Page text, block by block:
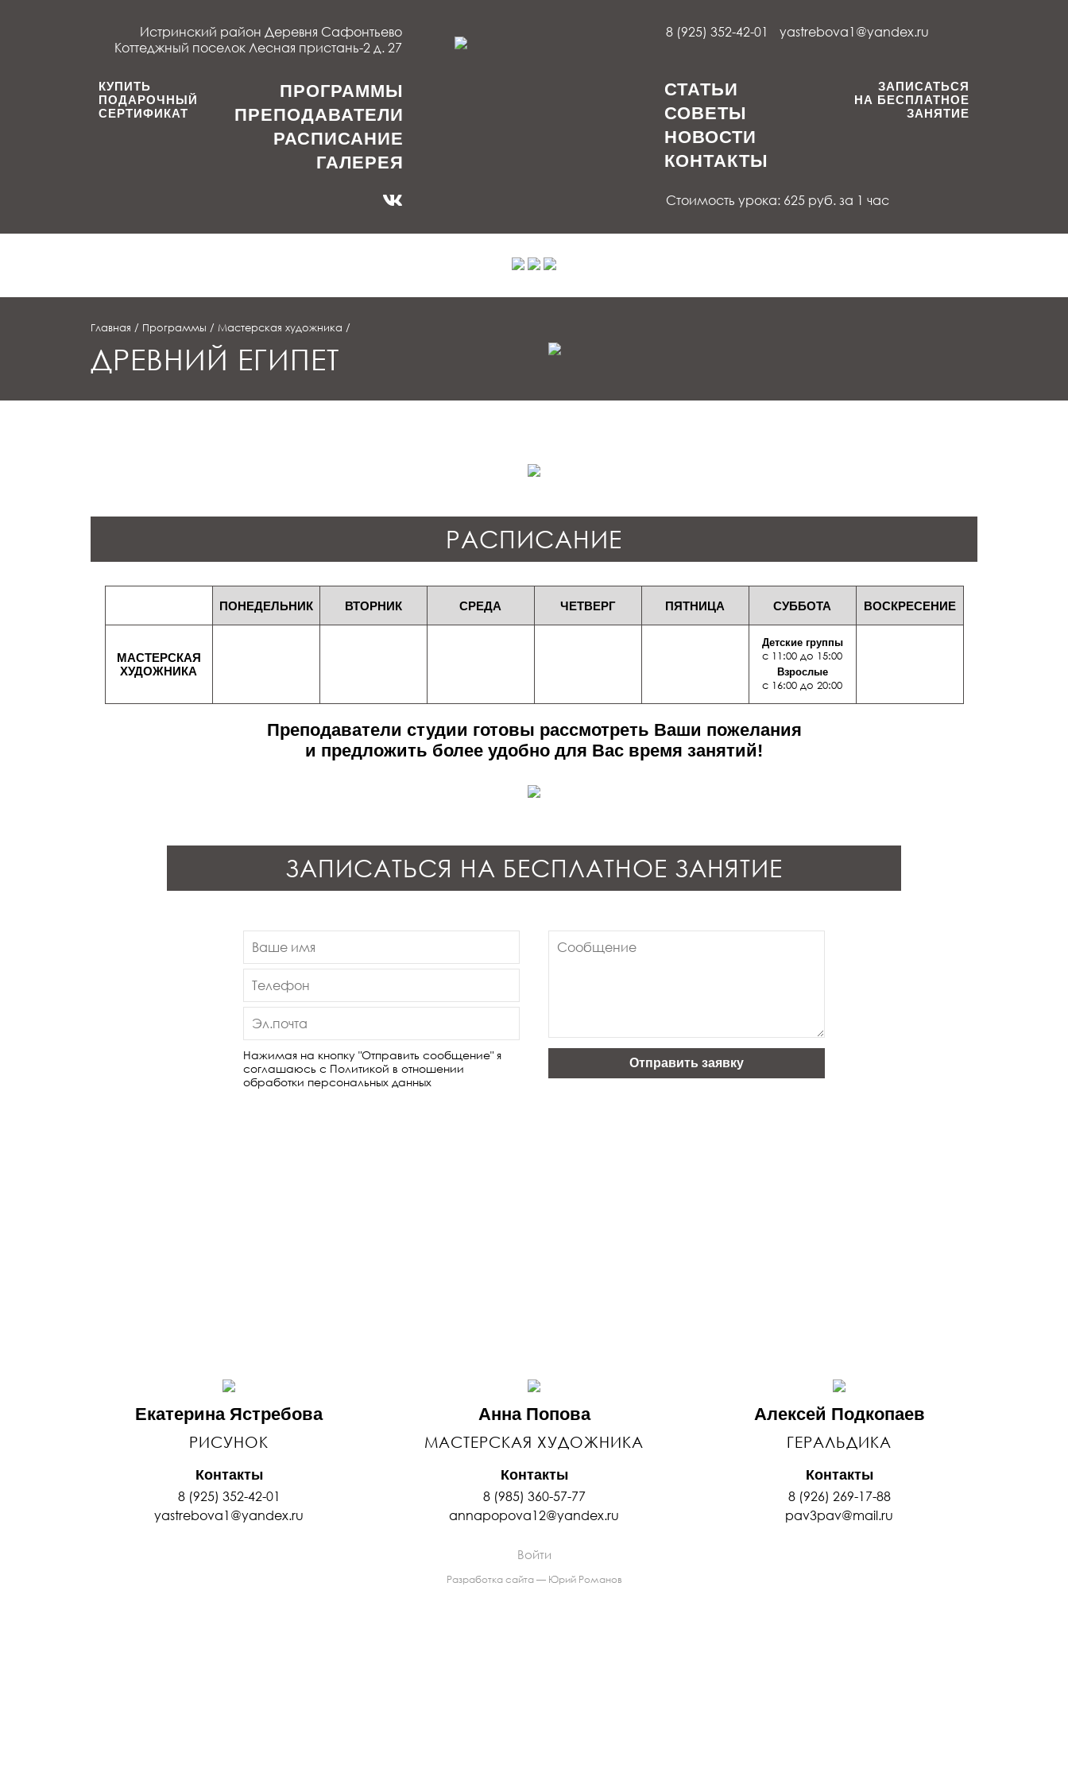
Истринский район Деревня Сафонтьево
Коттеджный поселок Лесная пристань-2 д. 27
КУПИТЬ
ПОДАРОЧНЫЙ
СЕРТИФИКАТ
ПРОГРАММЫ
ПРЕПОДАВАТЕЛИ
РАСПИСАНИЕ
ГАЛЕРЕЯ
8 (925) 352-42-01 yastrebova1@yandex.ru
СТАТЬИ
СОВЕТЫ
НОВОСТИ
КОНТАКТЫ
ЗАПИСАТЬСЯ
НА БЕСПЛАТНОЕ
ЗАНЯТИЕ
Стоимость урока: 625 руб. за 1 час
Главная / Программы / Мастерская художника /
ДРЕВНИЙ ЕГИПЕТ
РАСПИСАНИЕ
ПОНЕДЕЛЬНИК ВТОРНИК СРЕДА ЧЕТВЕРГ ПЯТНИЦА СУББОТА ВОСКРЕСЕНИЕ
МАСТЕРСКАЯ
ХУДОЖНИКА
Детские группы
с 11:00 до 15:00
Взрослые
с 16:00 до 20:00
Преподаватели студии готовы рассмотреть Ваши пожелания
и предложить более удобно для Вас время занятий!
ЗАПИСАТЬСЯ НА БЕСПЛАТНОЕ ЗАНЯТИЕ
Нажимая на кнопку "Отправить сообщение" я
соглашаюсь с Политикой в отношении
обработки персональных данных
Екатерина Ястребова
РИСУНОК
Контакты
8 (925) 352-42-01
yastrebova1@yandex.ru
Анна Попова
МАСТЕРСКАЯ ХУДОЖНИКА
Контакты
8 (985) 360-57-77
annapopova12@yandex.ru
Алексей Подкопаев
ГЕРАЛЬДИКА
Контакты
8 (926) 269-17-88
pav3pav@mail.ru
Войти
Разработка сайта — Юрий Романов